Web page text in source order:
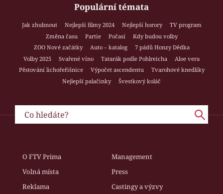
Populární témata
Jak zhubnout Nejlepší filmy 2024 Nejlepší horory
TV program
Změna času
Partie Počasí
Kdy budou volby
ZOO Nové začátky
Auto – katalog
7 pádů Honzy Dědka
Volby 2025
Svařené víno Tatarák podle Pohlreicha
Aloe vera
Pěstování lichořeřišnice
Výpočet ascendentu
Tvarohové knedlíky
Nejlepší palačinky
Švestkový koláč
O FTV Prima
Management
Volná místa
Press
Reklama
Castingy a výzvy